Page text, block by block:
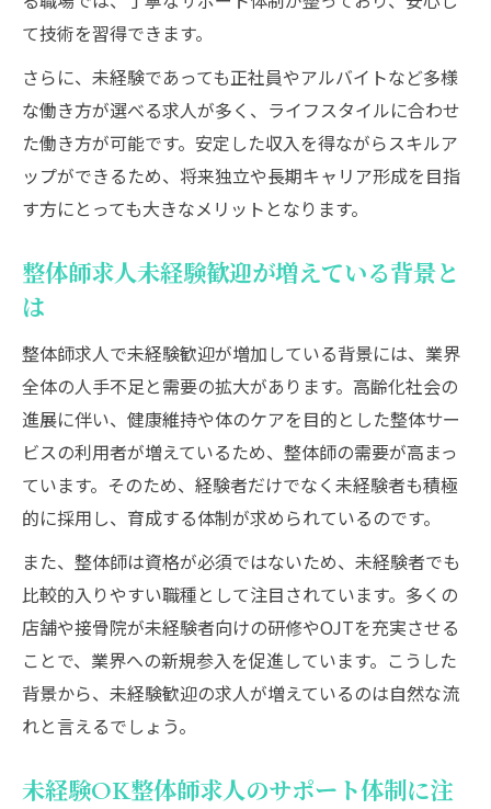
て技術を習得できます。
さらに、未経験であっても正社員やアルバイトなど多様
な働き方が選べる求人が多く、ライフスタイルに合わせ
た働き方が可能です。安定した収入を得ながらスキルア
ップができるため、将来独立や長期キャリア形成を目指
す方にとっても大きなメリットとなります。
整体師求人未経験歓迎が増えている背景と
は
整体師求人で未経験歓迎が増加している背景には、業界
全体の人手不足と需要の拡大があります。高齢化社会の
進展に伴い、健康維持や体のケアを目的とした整体サー
ビスの利用者が増えているため、整体師の需要が高まっ
ています。そのため、経験者だけでなく未経験者も積極
的に採用し、育成する体制が求められているのです。
また、整体師は資格が必須ではないため、未経験者でも
比較的入りやすい職種として注目されています。多くの
店舗や接骨院が未経験者向けの研修やOJTを充実させる
ことで、業界への新規参入を促進しています。こうした
背景から、未経験歓迎の求人が増えているのは自然な流
れと言えるでしょう。
未経験OK整体師求人のサポート体制に注